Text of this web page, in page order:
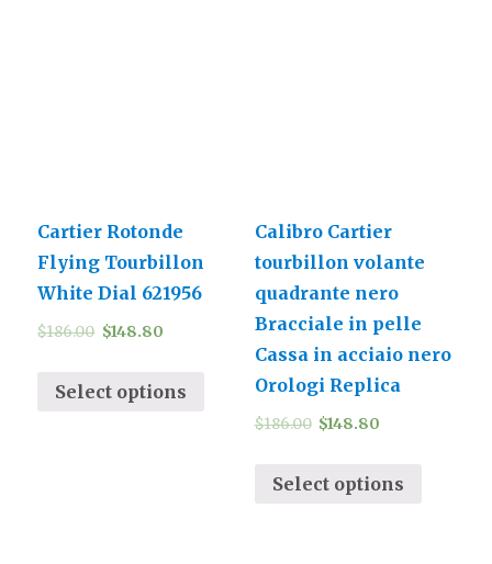
Cartier Rotonde
Flying Tourbillon
White Dial 621956
$186.00 $148.80
Select options
Calibro Cartier
tourbillon volante
quadrante nero
Bracciale in pelle
Cassa in acciaio nero
Orologi Replica
$186.00 $148.80
Select options